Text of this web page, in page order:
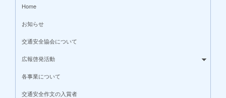
Home
お知らせ
交通安全協会について
広報啓発活動
各事業について
交通安全作文の入賞者